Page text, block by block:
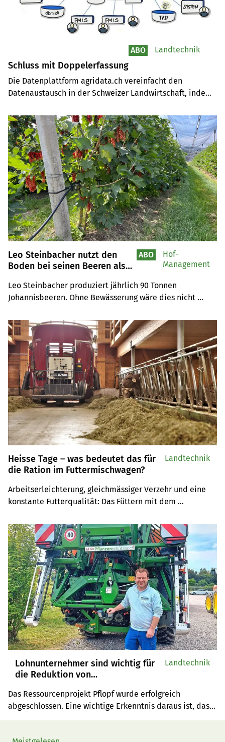
Schluss mit Doppelerfassung
Die Datenplattform agridata.ch vereinfacht den
Datenaustausch in der Schweizer Landwirtschaft, indem
verwalten und nur einmal zu erfassen. Mit hoher
Datenhoheit und vereinfachten Abläufen wird Büroarbeit
erheblich reduziert.
ABO Landtechnik
Leo Steinbacher nutzt den
Boden bei seinen Beeren als
Leo Steinbacher produziert jährlich 90 Tonnen
Johannisbeeren. Ohne Bewässerung wäre dies nicht
ABO
Hof-
Management
Heisse Tage – was bedeutet das für
die Ration im Futtermischwagen?
Arbeitserleichterung, gleichmässiger Verzehr und eine
konstante Futterqualität: Das Füttern mit dem
gibt es aber auch Herausforderungen.
Landtechnik
Lohnunternehmer sind wichtig für
die Reduktion von
Das Ressourcenprojekt Pflopf wurde erfolgreich
abgeschlossen. Eine wichtige Erkenntnis daraus ist, dass
Lohnunternehmer eine Schlüsselrolle bei der
Landtechnik